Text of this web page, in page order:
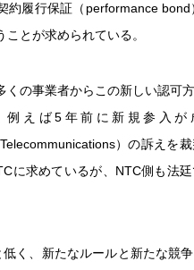
約履行保証（performance
とが求められている。
の事業者からこの新しい認可
えば5年前に新規参入が
）の訴えを
に求めているが、NTC側も法
く、新たなルールと新たな競